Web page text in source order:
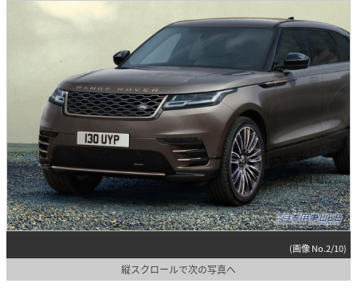
(画像 No.2/10)
縦スクロールで次の写真へ